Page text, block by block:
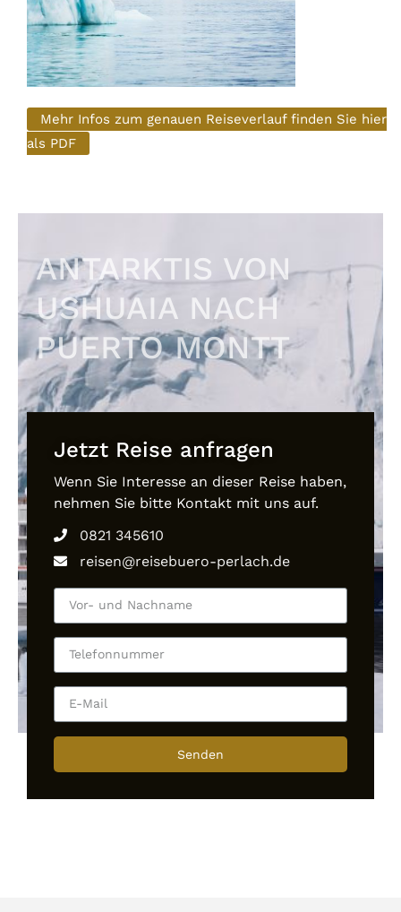
Mehr Infos zum genauen Reiseverlauf finden Sie hier
als PDF
ANTARKTIS VON
USHUAIA NACH
PUERTO MONTT
Jetzt Reise anfragen
Wenn Sie Interesse an dieser Reise haben,
nehmen Sie bitte Kontakt mit uns auf.
0821 345610
reisen@reisebuero-perlach.de
Senden